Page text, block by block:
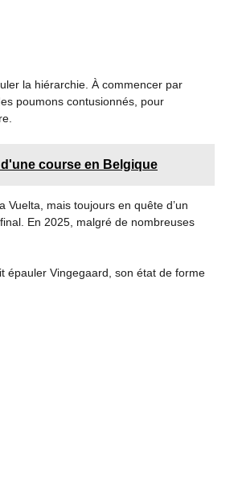
la hiérarchie. À commencer par
poumons contusionnés, pour
course en Belgique
mais toujours en quête d’un
En 2025, malgré de nombreuses
épauler Vingegaard, son état de forme